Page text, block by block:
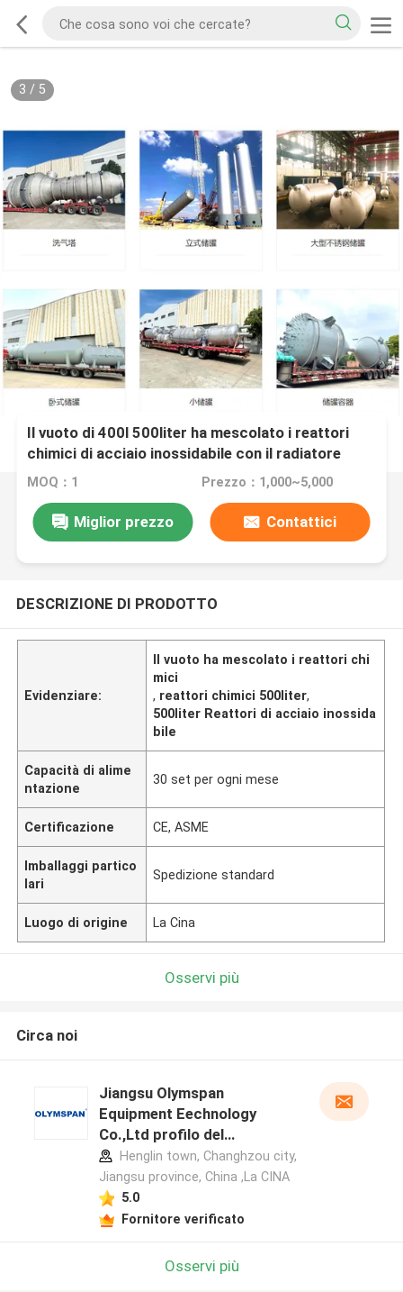
3 / 5
Il vuoto di 400l 500liter ha mescolato i reattori
chimici di acciaio inossidabile con il radiatore
MOQ：1 Prezzo：1,000~5,000
Miglior prezzo Contattici
DESCRIZIONE DI PRODOTTO
Evidenziare:
Il vuoto ha mescolato i reattori chi
mici
, reattori chimici 500liter,
500liter Reattori di acciaio inossida
bile
Capacità di alime
ntazione
30 set per ogni mese
Certificazione CE, ASME
Imballaggi partico
lari
Spedizione standard
Luogo di origine La Cina
Osservi più
Circa noi
Jiangsu Olymspan
Equipment Eechnology
Co.,Ltd profilo del
produttore
Henglin town, Changhzou city,
Jiangsu province, China ,La CINA
5.0
Fornitore verificato
Osservi più